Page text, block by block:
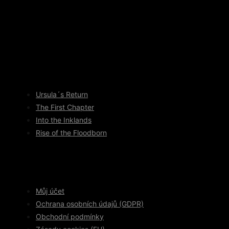
Ursula´s Return
The First Chapter
Into the Inklands
Rise of the Floodborn
Můj účet
Ochrana osobních údajů (GDPR)
Obchodní podmínky